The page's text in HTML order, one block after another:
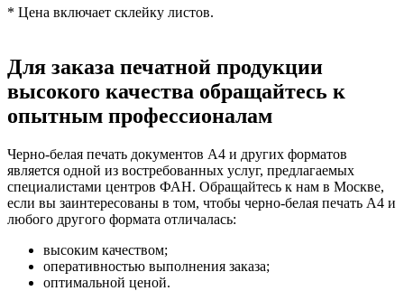
* Цена включает склейку листов.
Для заказа печатной продукции
высокого качества обращайтесь к
опытным профессионалам
Черно-белая печать документов А4 и других форматов
является одной из востребованных услуг, предлагаемых
специалистами центров ФАН. Обращайтесь к нам в Москве,
если вы заинтересованы в том, чтобы черно-белая печать А4 и
любого другого формата отличалась:
высоким качеством;
оперативностью выполнения заказа;
оптимальной ценой.